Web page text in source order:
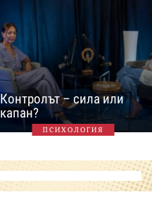
Контролът – сила или
капан?
ПСИХОЛОГИЯ